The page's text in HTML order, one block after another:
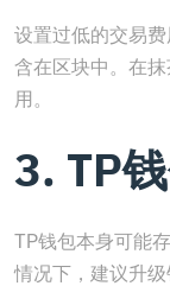
设置过低的交易
含在区块中。在
用。
3. TP
TP钱包本身可能
情况下，建议升级